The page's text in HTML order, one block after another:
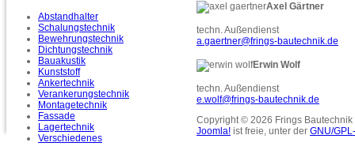
Abstandhalter
Schalungstechnik
Bewehrungstechnik
Dichtungstechnik
Bauakustik
Kunststoff
Ankertechnik
Verankerungstechnik
Montagetechnik
Fassade
Lagertechnik
Verschiedenes
Axel Gärtner
techn. Außendienst
a.gaertner@frings-bautechnik.de
Erwin Wolf
techn. Außendienst
e.wolf@frings-bautechnik.de
Copyright © 2026 Frings
Joomla! ist freie, unter der GNU/